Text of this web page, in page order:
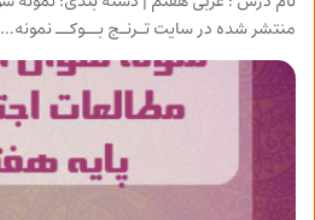
منتشر شده در سایت تـرنـج بــوکــ نمونه…